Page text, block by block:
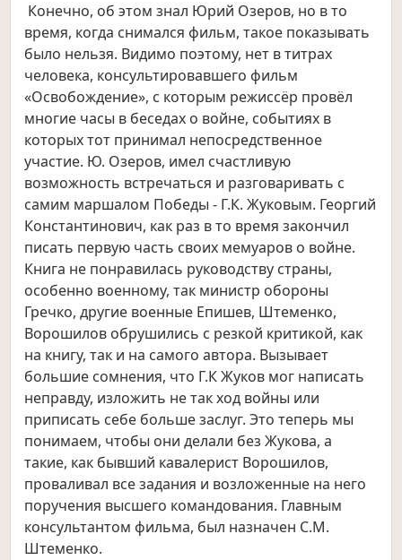
Конечно, об этом знал Юрий Озеров, но в то
время, когда снимался фильм, такое показывать
было нельзя. Видимо поэтому, нет в титрах
человека, консультировавшего фильм
«Освобождение», с которым режиссёр провёл
многие часы в беседах о войне, событиях в
которых тот принимал непосредственное
участие. Ю. Озеров, имел счастливую
возможность встречаться и разговаривать с
самим маршалом Победы - Г.К. Жуковым. Георгий
Константинович, как раз в то время закончил
писать первую часть своих мемуаров о войне.
Книга не понравилась руководству страны,
особенно военному, так министр обороны
Гречко, другие военные Епишев, Штеменко,
Ворошилов обрушились с резкой критикой, как
на книгу, так и на самого автора. Вызывает
большие сомнения, что Г.К Жуков мог написать
неправду, изложить не так ход войны или
приписать себе больше заслуг. Это теперь мы
понимаем, чтобы они делали без Жукова, а
такие, как бывший кавалерист Ворошилов,
проваливал все задания и возложенные на него
поручения высшего командования. Главным
консультантом фильма, был назначен С.М.
Штеменко.